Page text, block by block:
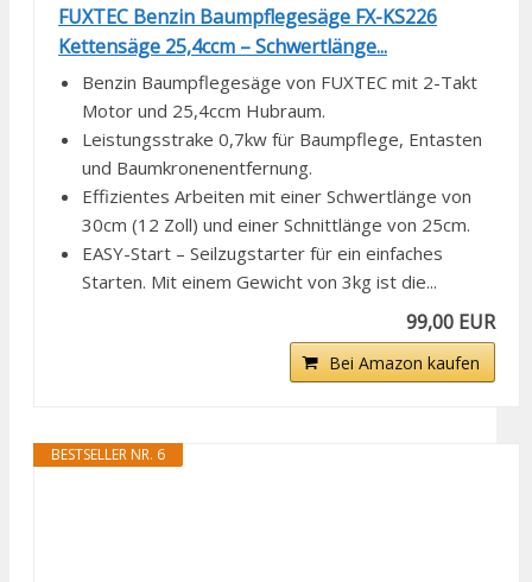
FUXTEC Benzin Baumpflegesäge FX-KS226
Kettensäge 25,4ccm – Schwertlänge...
Benzin Baumpflegesäge von FUXTEC mit 2-Takt
Motor und 25,4ccm Hubraum.
Leistungsstrake 0,7kw für Baumpflege, Entasten
und Baumkronenentfernung.
Effizientes Arbeiten mit einer Schwertlänge von
30cm (12 Zoll) und einer Schnittlänge von 25cm.
EASY-Start – Seilzugstarter für ein einfaches
Starten. Mit einem Gewicht von 3kg ist die...
99,00 EUR
Bei Amazon kaufen
BESTSELLER NR. 6